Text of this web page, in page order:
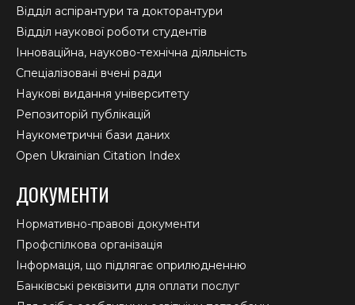
Відділ аспірантури та докторантури
Відділ наукової роботи студентів
Інноваційна, науково-технічна діяльність
Спеціалізовані вчені ради
Наукові видання університету
Репозиторій публікацій
Наукометричні бази даних
Open Ukrainian Citation Index
ДОКУМЕНТИ
Нормативно-правові документи
Профспілкова організація
Інформація, що підлягає оприлюдненню
Банківські реквізити для оплати послуг